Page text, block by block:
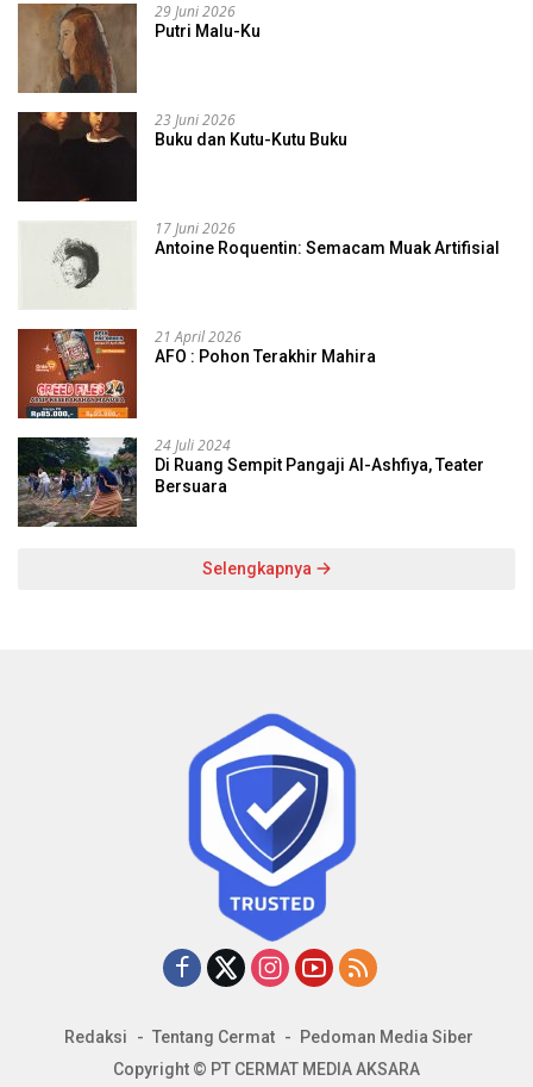
29 Juni 2026
Putri Malu-Ku
23 Juni 2026
Buku dan Kutu-Kutu Buku
17 Juni 2026
Antoine Roquentin: Semacam Muak Artifisial
21 April 2026
AFO : Pohon Terakhir Mahira
24 Juli 2024
Di Ruang Sempit Pangaji Al-Ashfiya, Teater
Bersuara
Selengkapnya
Redaksi Tentang Cermat
Pedoman Media Siber
Copyright © PT CERMAT MEDIA AKSARA